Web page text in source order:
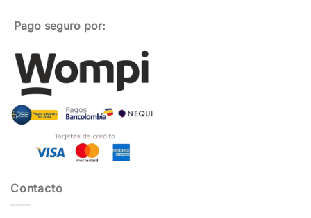
Pago seguro por:
Contacto